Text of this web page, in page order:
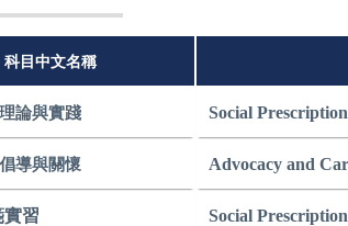
科目中文名稱
論與實踐 Social
導與關懷 Advocacy and
實習 Social